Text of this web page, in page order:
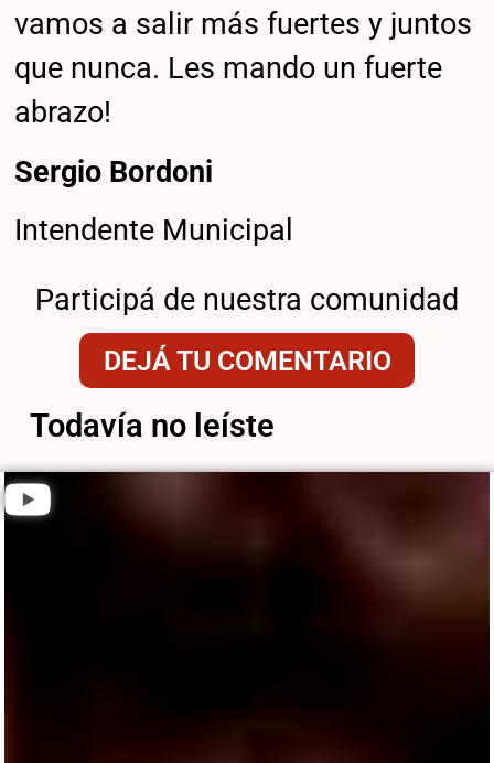
vamos a salir más fuertes y juntos
que nunca. Les mando un fuerte
abrazo!
Sergio Bordoni
Intendente Municipal
Participá de nuestra comunidad
DEJÁ TU COMENTARIO
Todavía no leíste